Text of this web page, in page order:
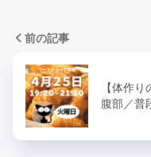
前の記事
【体作
腹部／普